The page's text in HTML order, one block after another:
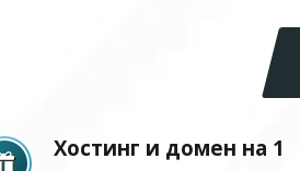
Хостинг и домен на 1